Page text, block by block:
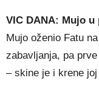
VIC DANA: Mujo
Mujo oženio Fatu
zabavljanja, pa
– skine je i krene